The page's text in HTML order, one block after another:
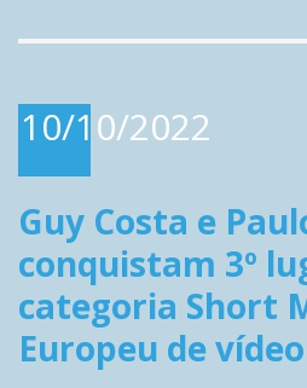
10/10/2022
Guy Costa e
conquistam 3º
categoria Short
Europeu de